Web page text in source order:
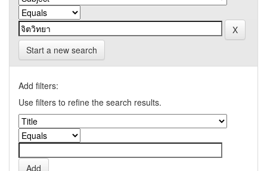
Start a new search
Add filters:
Use filters to refine the search results.